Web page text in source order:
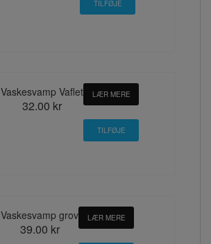
Vaskesvamp Vaflet
32.00 kr
LÆR MERE
Vaskesvamp grov
39.00 kr
LÆR MERE